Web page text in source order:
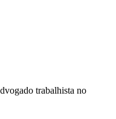
trabalhista no